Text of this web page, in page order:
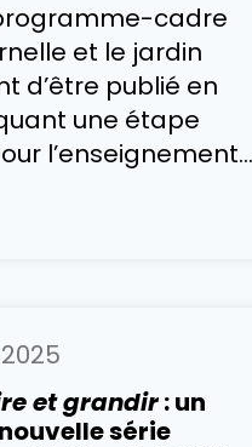
cadre
et le jardin
d’être publié en
une étape
l’enseignement
la petite
années
les expériences
enfants à ce
et grandir: un
série